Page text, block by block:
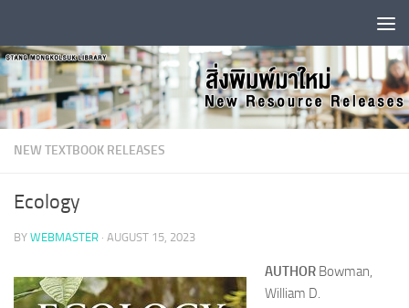
NEW TEXTBOOK RELEASES
Ecology
BY WEBMASTER · AUGUST 15, 2023
AUTHOR Bowman,
William D.